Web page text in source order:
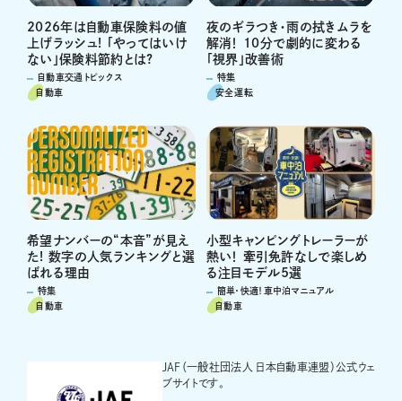
2026年は自動車保険料の値
上げラッシュ! 「やってはいけ
ない」保険料節約とは?
自動車交通トピックス
自動車
夜のギラつき・雨の拭きムラを
解消！ 10分で劇的に変わる
「視界」改善術
特集
安全運転
希望ナンバーの“本音”が見え
た! 数字の人気ランキングと選
ばれる理由
特集
自動車
小型キャンピングトレーラーが
熱い！ 牽引免許なしで楽しめ
る注目モデル5選
簡単・快適！車中泊マニュアル
自動車
JAF（一般社団法人 日本自動車連盟）公式ウェ
ブサイトです。